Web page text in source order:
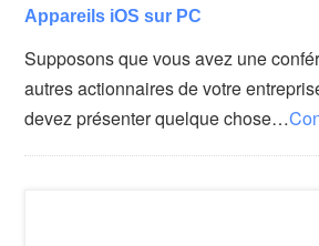
Appareils iOS sur PC
Supposons que vous avez une
autres actionnaires de votre
devez présenter quelque chose…